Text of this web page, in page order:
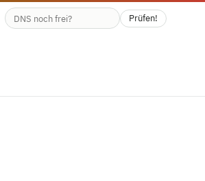
Verfügbarkeit des Domainnamens
Prüfen!